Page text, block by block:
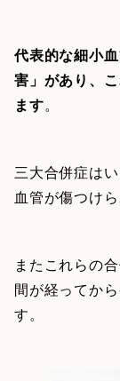
代表的な細小
害」があり、
ます。
三大合併症は
血管が傷つけ
またこれらの
間が経ってか
す。